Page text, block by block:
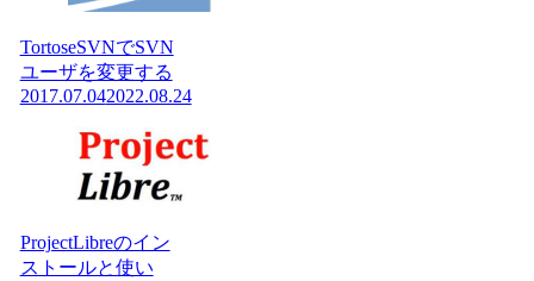
TortoseSVNでSVN
ユーザを変更する
2017.07.042022.08.24
ProjectLibreのイン
ストールと使い